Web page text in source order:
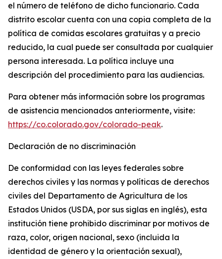
el número de teléfono de dicho funcionario. Cada
distrito escolar cuenta con una copia completa de la
política de comidas escolares gratuitas y a precio
reducido, la cual puede ser consultada por cualquier
persona interesada. La política incluye una
descripción del procedimiento para las audiencias.
Para obtener más información sobre los programas
de asistencia mencionados anteriormente, visite:
https://co.colorado.gov/colorado-peak.
Declaración de no discriminación
De conformidad con las leyes federales sobre
derechos civiles y las normas y políticas de derechos
civiles del Departamento de Agricultura de los
Estados Unidos (USDA, por sus siglas en inglés), esta
institución tiene prohibido discriminar por motivos de
raza, color, origen nacional, sexo (incluida la
identidad de género y la orientación sexual),